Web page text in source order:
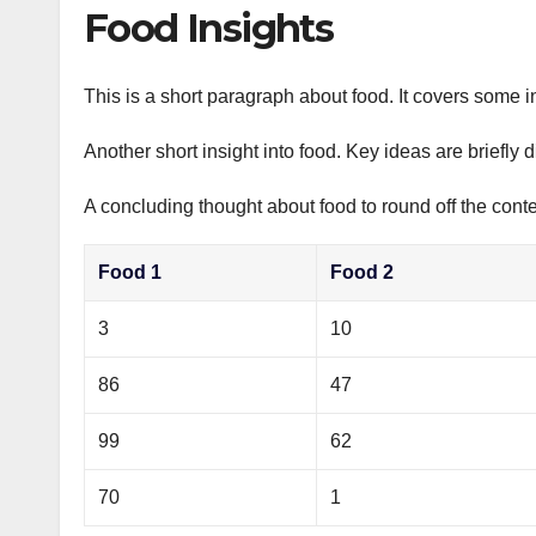
Food Insights
This is a short paragraph about food. It covers some
Another short insight into food. Key ideas are briefly
A concluding thought about food to round off the
Food 1 Food 2
3 10
86 47
99 62
70 1